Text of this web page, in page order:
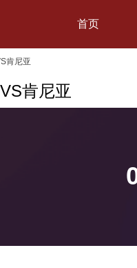
首页
肯尼亚
肯尼亚